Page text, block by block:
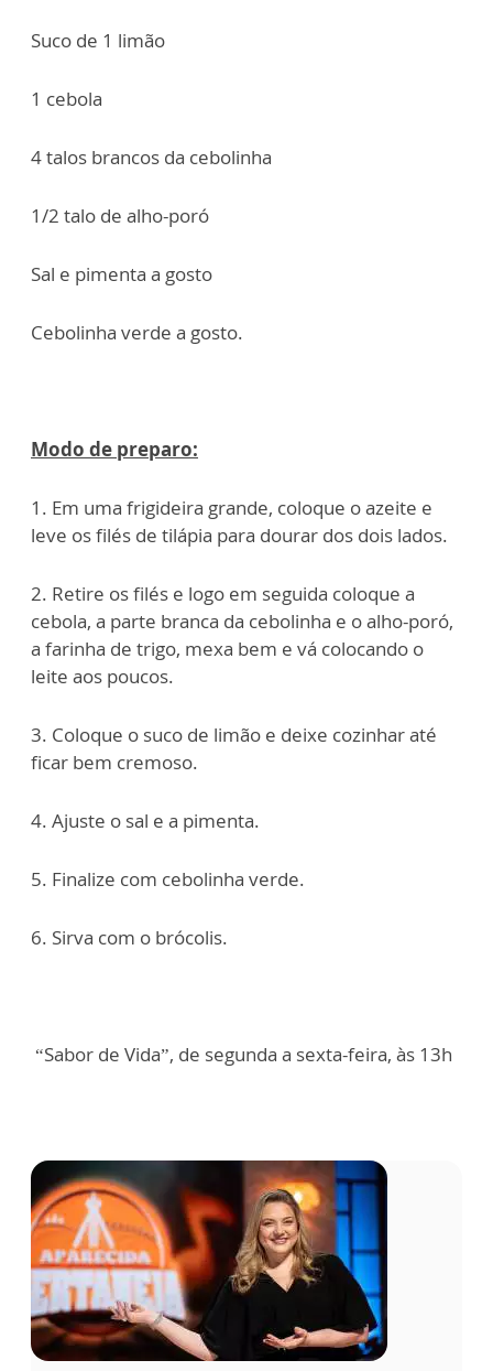
Suco de 1 limão
1 cebola
4 talos brancos da cebolinha
1/2 talo de alho-poró
Sal e pimenta a gosto
Cebolinha verde a gosto.
Modo de preparo:
1. Em uma frigideira grande, coloque o azeite e
leve os filés de tilápia para dourar dos dois lados.
2. Retire os filés e logo em seguida coloque a
cebola, a parte branca da cebolinha e o alho-poró,
a farinha de trigo, mexa bem e vá colocando o
leite aos poucos.
3. Coloque o suco de limão e deixe cozinhar até
ficar bem cremoso.
4. Ajuste o sal e a pimenta.
5. Finalize com cebolinha verde.
6. Sirva com o brócolis.
“Sabor de Vida”, de segunda a sexta-feira, às 13h